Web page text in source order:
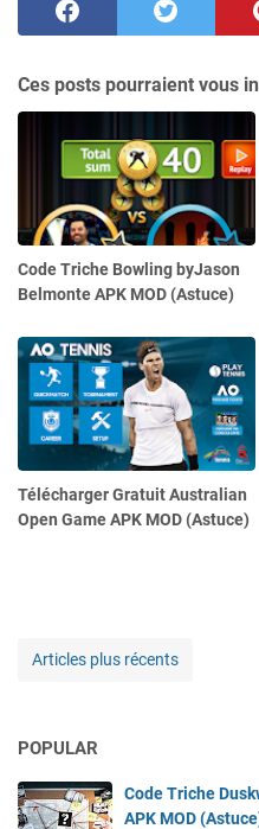
Ces posts pourraient vous
Code Triche Bowling byJason
Belmonte APK MOD (Astuce)
Télécharger Gratuit Australian
Open Game APK MOD (Astuce)
Articles plus récents
POPULAR
Code Triche
APK MOD